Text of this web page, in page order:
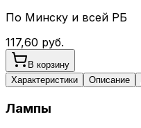
По Минску и всей РБ
117,60 руб.
В корзину
Характеристики
Описание
Лампы